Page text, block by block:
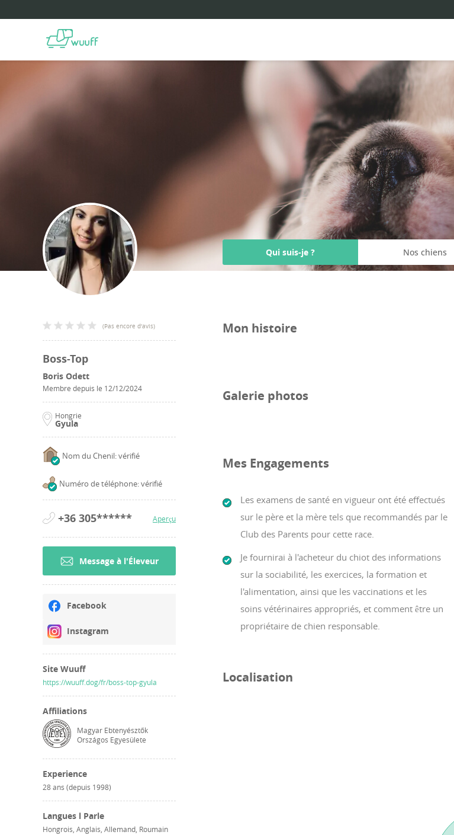
(Pas encore d'avis)
Boss-Top
Boris Odett
Membre depuis le 12/12/2024
Hongrie
Gyula
Nom du Chenil: vérifié
Numéro de téléphone: vérifié
+36 305****** Aperçu
Message à l'Éleveur
Facebook
Instagram
Site Wuuff
https://wuuff.dog/fr/boss-top-gyula
Affiliations
Magyar Ebtenyésztők
Országos Egyesülete
Experience
28 ans (depuis 1998)
Langues l Parle
Hongrois, Anglais, Allemand, Roumain
Qui suis-je ? Nos chiens
Mon histoire
Galerie photos
Mes Engagements
Les examens de santé en vigueur ont été effectués
sur le père et la mère tels que recommandés par le
Club des Parents pour cette race.
Je fournirai à l'acheteur du chiot des informations
sur la sociabilité, les exercices, la formation et
l'alimentation, ainsi que les vaccinations et les
soins vétérinaires appropriés, et comment être un
propriétaire de chien responsable.
Localisation